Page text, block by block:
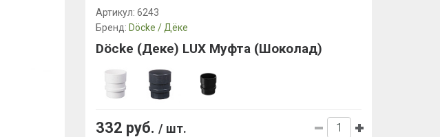
Артикул: 6243
Бренд: Döcke / Дёке
Döcke (Деке) LUX Муфта (Шоколад)
332 руб. / шт.